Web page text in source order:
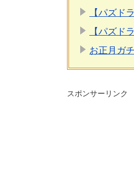
【パズド
【パズド
お正月ガ
スポンサーリンク